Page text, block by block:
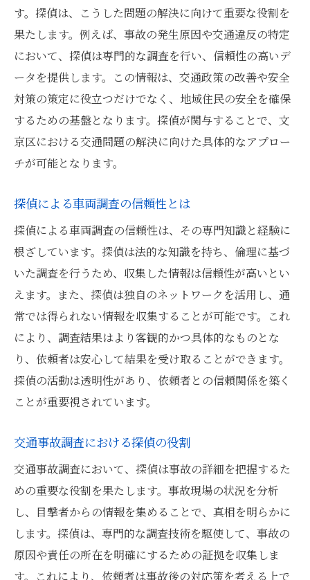
す。探偵は、こうした問題の解決に向けて重要な役割を
果たします。例えば、事故の発生原因や交通違反の特定
において、探偵は専門的な調査を行い、信頼性の高いデ
ータを提供します。この情報は、交通政策の改善や安全
対策の策定に役立つだけでなく、地域住民の安全を確保
するための基盤となります。探偵が関与することで、文
京区における交通問題の解決に向けた具体的なアプロー
チが可能となります。
探偵による車両調査の信頼性とは
探偵による車両調査の信頼性は、その専門知識と経験に
根ざしています。探偵は法的な知識を持ち、倫理に基づ
いた調査を行うため、収集した情報は信頼性が高いとい
えます。また、探偵は独自のネットワークを活用し、通
常では得られない情報を収集することが可能です。これ
により、調査結果はより客観的かつ具体的なものとな
り、依頼者は安心して結果を受け取ることができます。
探偵の活動は透明性があり、依頼者との信頼関係を築く
ことが重要視されています。
交通事故調査における探偵の役割
交通事故調査において、探偵は事故の詳細を把握するた
めの重要な役割を果たします。事故現場の状況を分析
し、目撃者からの情報を集めることで、真相を明らかに
します。探偵は、専門的な調査技術を駆使して、事故の
原因や責任の所在を明確にするための証拠を収集しま
す。これにより、依頼者は事故後の対応策を考える上で